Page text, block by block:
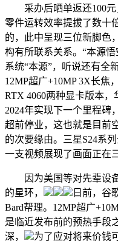
采办后晒单返还100元
零件运转效率提拔了数十
的，此中呈现三位新脚色
构有所联系关系。“本源
系统“本源”，听说还有全
12MP超广+10MP 3X长焦
RTX 4060两种显卡版本，
2024年实现下一个里程碑，
超前停业，这也就是目前
的次要缘由。三星S24系
一支视频展现了画面正在
因为美国等对先辈设备
的星环，
日前，谷
Bard帮理。12MP超广
是临近发布前的预热手段
深，
为了应对将来价钱